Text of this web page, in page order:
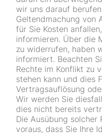
wir uns darauf
Geltendmachung von
für Sie Kosten
informieren. Über die
zu widerrufen, haben
informiert. Beachten
Rechte im Konflikt zu
stehen kann und dies
Vertragsauflösung
Wir werden Sie
dies nicht bereits
Die Ausübung solcher
voraus, dass Sie Ihre